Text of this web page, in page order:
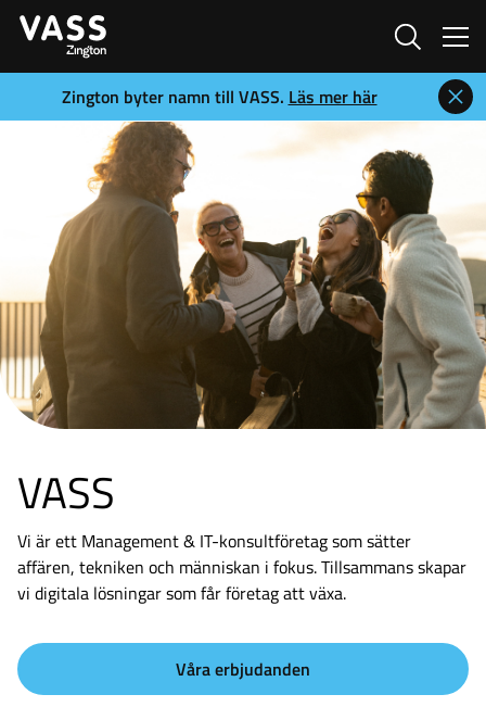
Sök
Zington byter namn till VASS. Läs mer här
VASS
Vi är ett Management & IT-konsultföretag som sätter
affären, tekniken och människan i fokus. Tillsammans skapar
vi digitala lösningar som får företag att växa.
Våra erbjudanden